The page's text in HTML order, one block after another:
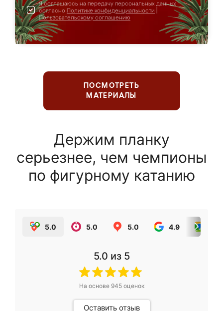
Я соглашаюсь на передачу персональных данных
согласно Политике конфиденциальности
Пользовательскому соглашению
ПОСМОТРЕТЬ
МАТЕРИАЛЫ
Держим планку
серьезнее, чем чемпионы
по фигурному катанию
5.0 5.0 5.0 4.9
5.0 из 5
На основе 945оценок
Оставить отзыв